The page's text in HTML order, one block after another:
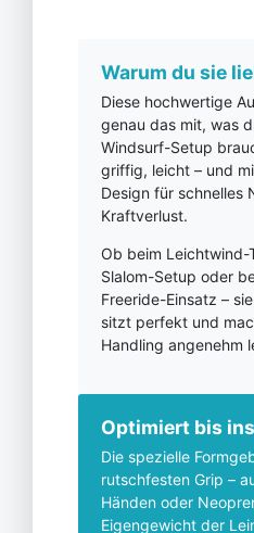
Warum du sie
Diese hochwertige
genau das mit, was
Windsurf-Setup
griffig, leicht – und
Design für schnelles
Kraftverlust.
Ob beim Leichtwind-
Slalom-Setup oder
Freeride-Einsatz –
sitzt perfekt und
Handling angenehm
Optimiert bis
Die spezielle
rutschfesten Grip –
Händen oder
Eigengewicht der